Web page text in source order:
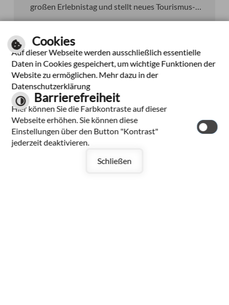
AlbTag Bad Ditzenbach - Erleben. Spüren.
Auftanken. Bad Ditzenbach lädt am 10. Juli zum
und Lebensraumkonzept vor.
weiterlesen
Mehr laden
Cookies
Auf dieser Webseite werden ausschließlich essentielle
Daten in Cookies gespeichert, um wichtige Funktionen der
Website zu ermöglichen. Mehr dazu in der
Datenschutzerklärung
Barrierefreiheit
Hier können Sie die Farbkontraste auf dieser
Webseite erhöhen. Sie können diese
Einstellungen über den Button "Kontrast"
jederzeit deaktivieren.
Schließen